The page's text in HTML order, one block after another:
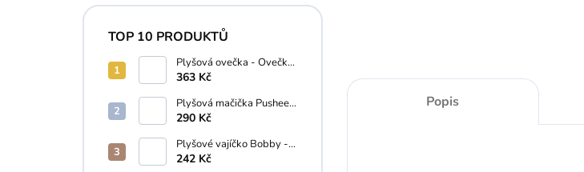
TOP 10 PRODUKTŮ
Plyšová ovečka - Ovečka
Shaun 28 cm
363 Kč
Plyšová mačička Pusheen
s donutom - Pusheen - 10
290 Kč
Plyšové vajíčko Bobby -
Palm Pals - 13 cm
242 Kč
Popis